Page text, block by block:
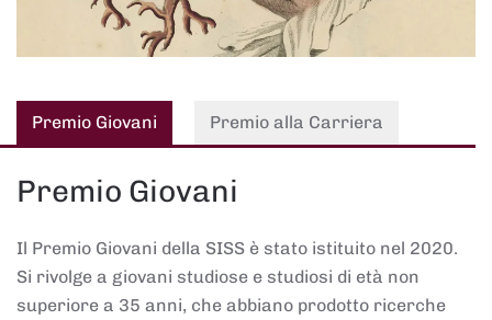
Premio Giovani Premio alla Carriera
Premio Giovani
Il Premio Giovani della SISS è stato istituito nel 2020.
Si rivolge a giovani studiose e studiosi di età non
superiore a 35 anni, che abbiano prodotto ricerche